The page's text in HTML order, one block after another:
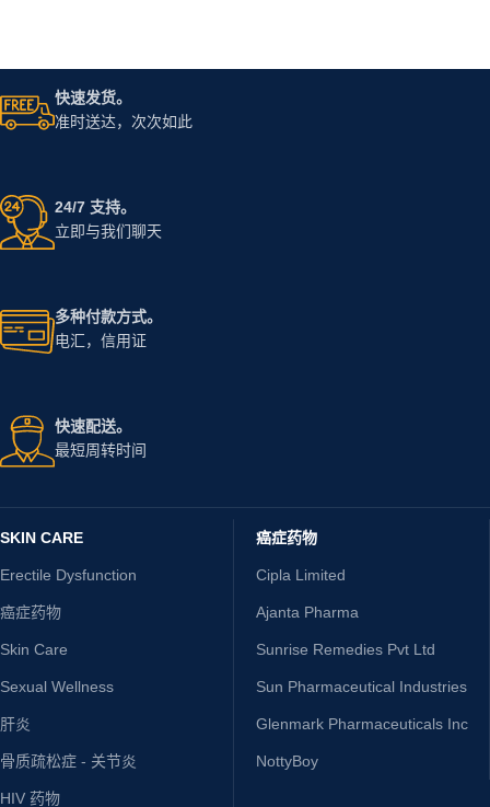
快速发货。
准时送达，次次如此
24/7 支持。
立即与我们聊天
多种付款方式。
电汇，信用证
快速配送。
最短周转时间
SKIN CARE
Erectile Dysfunction
癌症药物
Skin Care
Sexual Wellness
肝炎
骨质疏松症 - 关节炎
HIV 药物
癌症药物
Cipla Limited
Ajanta Pharma
Sunrise Remedies Pvt Ltd
Sun Pharmaceutical Industries
Glenmark Pharmaceuticals Inc
NottyBoy